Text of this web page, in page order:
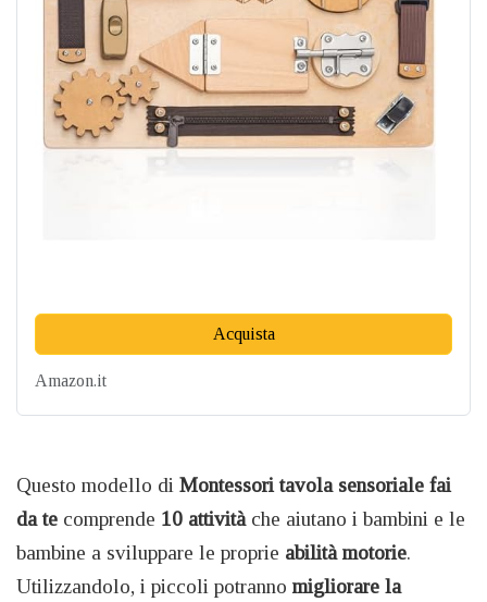
Acquista
Amazon.it
Questo modello di Montessori tavola sensoriale fai
da te comprende 10 attività che aiutano i bambini e le
bambine a sviluppare le proprie abilità motorie.
Utilizzandolo, i piccoli potranno migliorare la